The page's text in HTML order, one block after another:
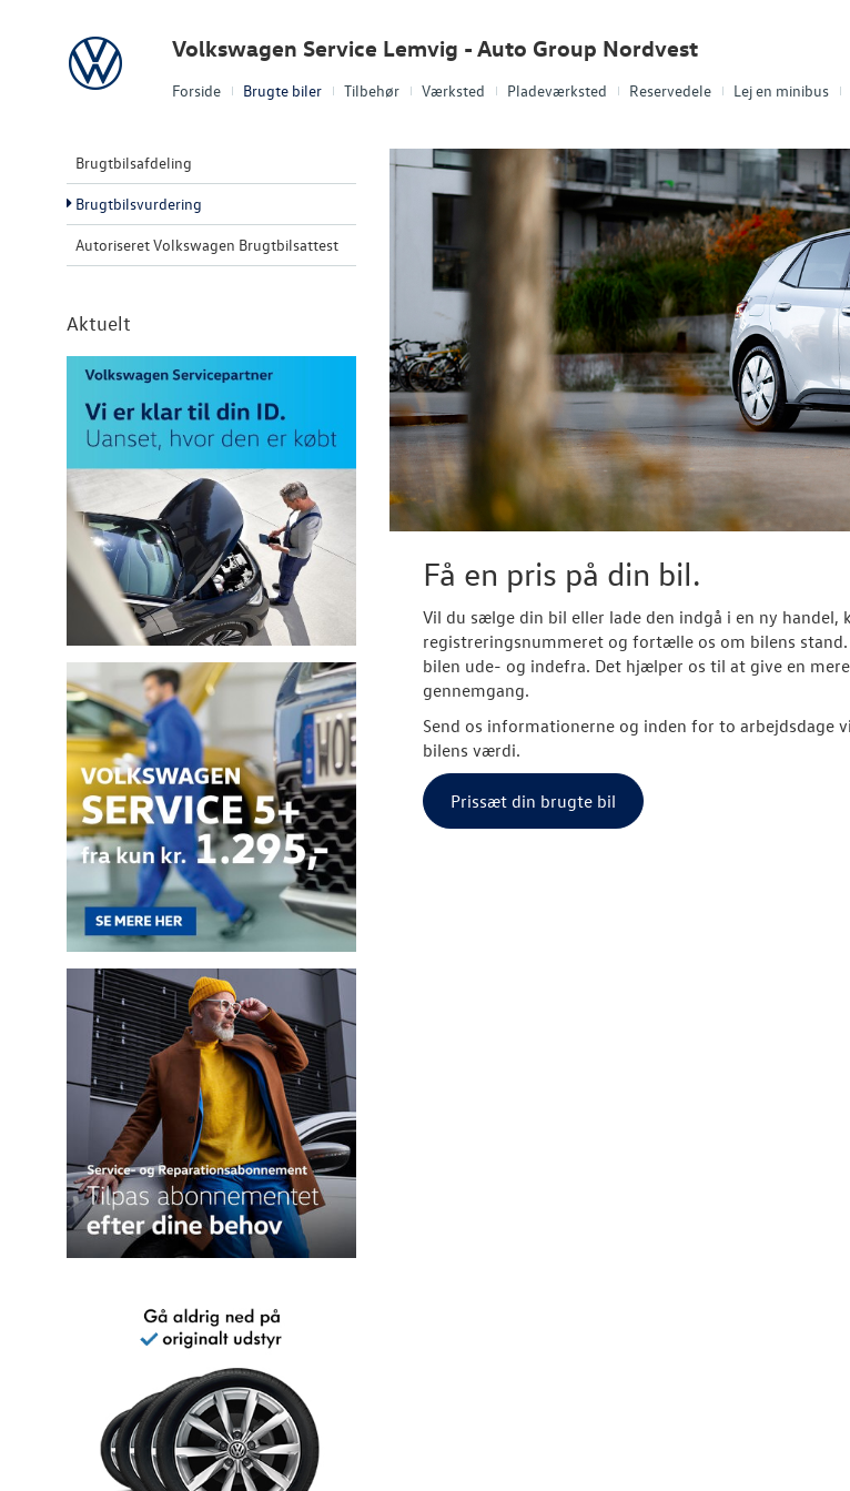
Forside Brugte biler Tilbehør Værksted Pladeværksted Reservedele Lej en minibus
Volkswagen Volkswagen Service Lemvig - Auto Group Nordvest
Brugtbilsafdeling
Brugtbilsvurdering
Autoriseret Volkswagen Brugtbilsattest
Aktuelt
Få en pris på din bil.
Vil du sælge din bil eller lade den indgå i en ny
registreringsnummeret og fortælle os om bilens
bilen ude- og indefra. Det hjælper os til at give en
gennemgang.
Send os informationerne og inden for to arbejdsdage
bilens værdi.
Prissæt din brugte bil